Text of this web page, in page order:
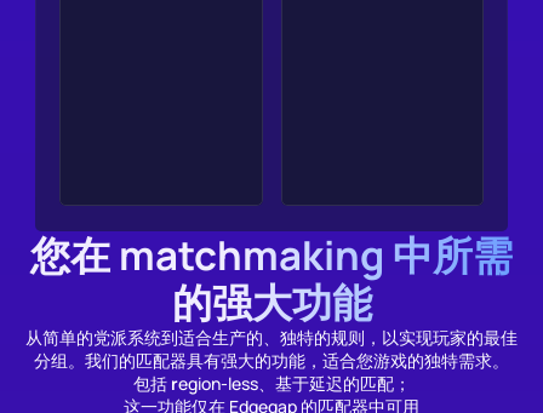
您在 matchmaking 中所需
的强大功能
从简单的党派系统到适合生产的、独特的规则，以实现玩家的最佳
分组。我们的匹配器具有强大的功能，适合您游戏的独特需求。
包括 region-less、基于延迟的匹配；
这一功能仅在 Edgegap 的匹配器中可用